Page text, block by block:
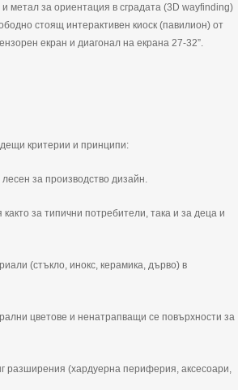
метал за ориентация в сградата (3D wayfinding)
стоящ интерактивен киоск (павилион) от
екран и диагонал на екрана 27-32”.
критерии и принципи:
за производство дизайн.
за типични потребители, така и за деца и
(стъкло, инокс, керамика, дърво) в
цветове и ненатрапващи се повърхности за
разширения (хардуерна периферия, аксесоари,